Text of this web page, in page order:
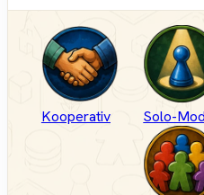
Kooperativ Solo-